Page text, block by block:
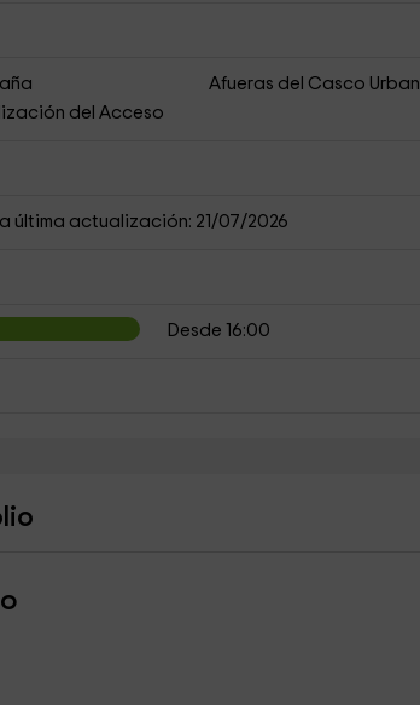
Afueras del Casco
del Acceso
última actualización: 21/07/2026
Desde 16:00